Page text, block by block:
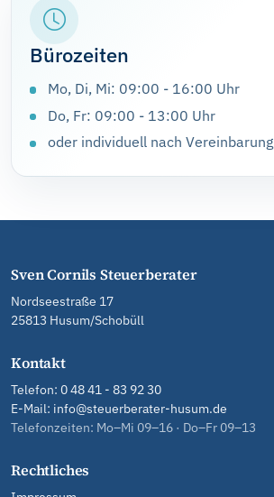
Bürozeiten
Mo, Di, Mi: 09:00 - 16:00 Uhr
Do, Fr: 09:00 - 13:00 Uhr
oder individuell nach Vereinbarung
Sven Cornils Steuerberater
Nordseestraße 17
25813 Husum/Schobüll
Kontakt
Telefon: 0 48 41 - 83 92 30
E-Mail: info@steuerberater-husum.de
Telefonzeiten: Mo–Mi 09–16 · Do–Fr 09–13
Rechtliches